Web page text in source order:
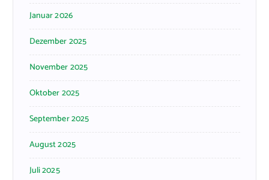
Januar 2026
Dezember 2025
November 2025
Oktober 2025
September 2025
August 2025
Juli 2025